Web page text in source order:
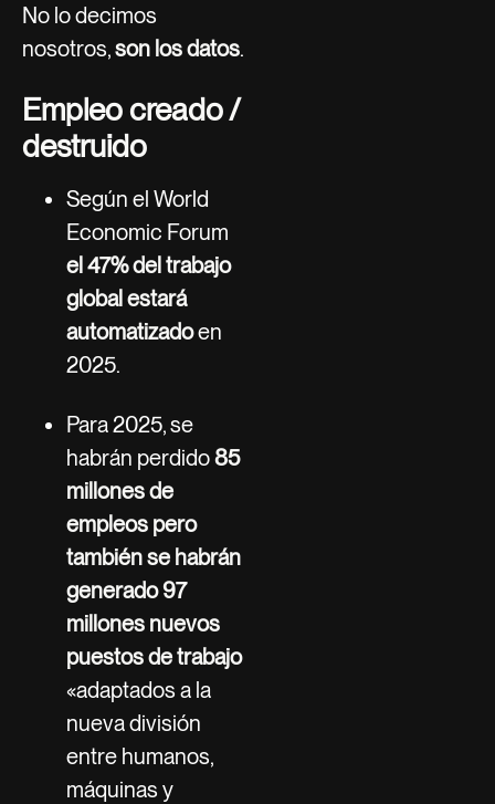
No lo decimos
nosotros,son los datos.
Empleo creado /
destruido
Según el World
Economic Forum
el 47% del trabajo
global estará
automatizadoen
2025.
Para 2025, se
habrán perdido85
millones de
empleos pero
también se habrán
generado 97
millones nuevos
puestos de trabajo
«adaptados a la
nueva división
entre humanos,
máquinas y